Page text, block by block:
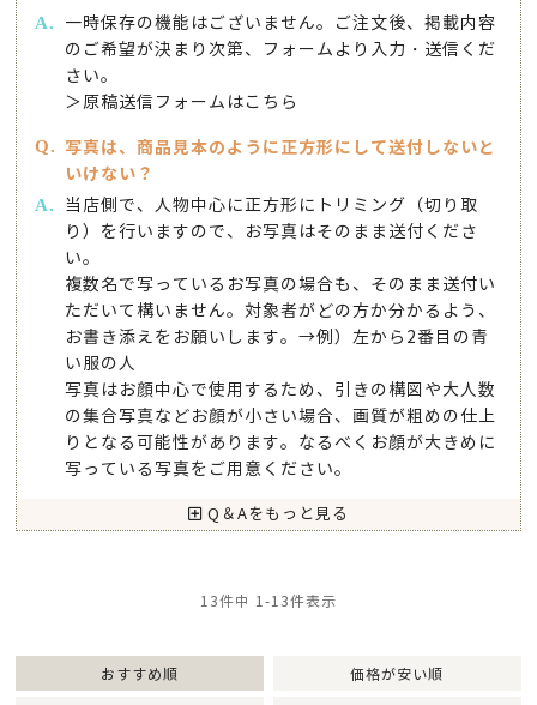
一時保存の機能はございません。ご注文後、掲載内容
のご希望が決まり次第、フォームより入力・送信くだ
さい。
＞原稿送信フォームはこちら
写真は、商品見本のように正方形にして送付しないと
いけない？
当店側で、人物中心に正方形にトリミング（切り取
り）を行いますので、お写真はそのまま送付くださ
い。
複数名で写っているお写真の場合も、そのまま送付い
ただいて構いません。対象者がどの方か分かるよう、
お書き添えをお願いします。→例）左から2番目の青
い服の人
写真はお顔中心で使用するため、引きの構図や大人数
の集合写真などお顔が小さい場合、画質が粗めの仕上
りとなる可能性があります。なるべくお顔が大きめに
写っている写真をご用意ください。
Q＆Aをもっと見る
おすすめ順 価格が安い順
13件中 1-13件表示